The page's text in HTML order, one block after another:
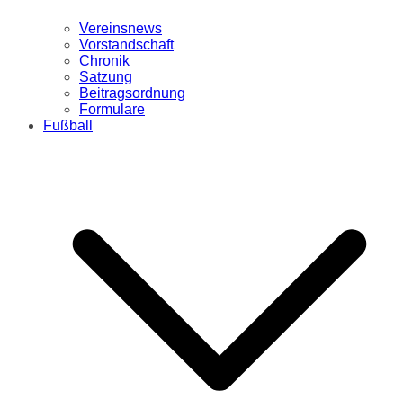
Vereinsnews
Vorstandschaft
Chronik
Satzung
Beitragsordnung
Formulare
Fußball